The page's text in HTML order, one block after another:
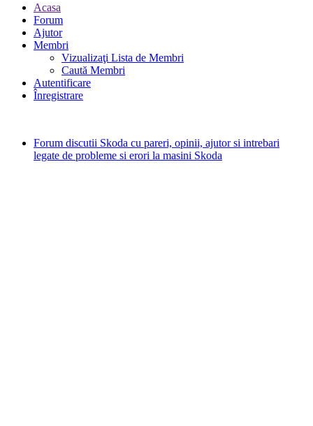
Acasa
Forum
Ajutor
Membri
Vizualizaţi Lista de Membri
Caută Membri
Autentificare
Înregistrare
Forum discutii Skoda cu pareri, opinii, ajutor si intrebari
legate de probleme si erori la masini Skoda